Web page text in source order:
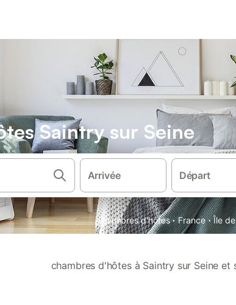
Saintry sur Seine
Arrivée Départ
Chambres d'hôtes · France · Île
chambres d'hôtes à Saintry sur Seine et